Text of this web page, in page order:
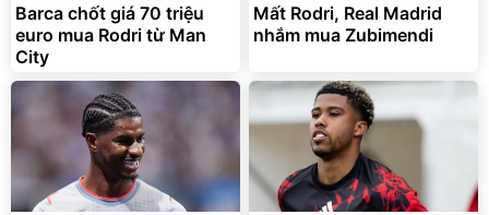
Barca chốt giá 70 triệu
euro mua Rodri từ Man
City
Mất Rodri, Real Madrid
nhắm mua Zubimendi